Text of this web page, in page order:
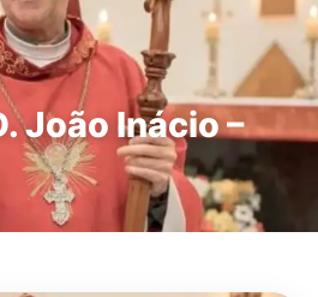
João Inácio –